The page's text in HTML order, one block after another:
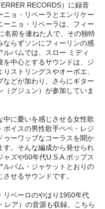
RECORDS）に録音
ニョ・リベーラとエンリケー
ーニョ・リベーラは、フィー
名前を連ねた人で、その独特
ならずソンにフィーリンの感
バムでは、スロー ミディ
を中心とするサウンドは、ジ
ストリングスやオーボエ、
などが加わり、さらにギター
グジュン）が参加していま
中に憂いを感じさせる女性歌
イスの男性歌手ペペ・レジ
ゥーワップなコーラスを聞か
す。そんな編成から発せられ
ズや50年代U.S.A.ポップス
ルバム・ジャケットとおりの
せるサウンドです。
リベーロのやはり1950年代
レア）の音源も収録。こちら